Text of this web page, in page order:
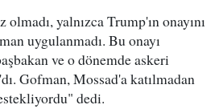
olmadı, yalnızca Trump'ın onayını
uygulanmadı. Bu onayı
ve o dönemde askeri
Gofman, Mossad'a katılmadan
dedi.